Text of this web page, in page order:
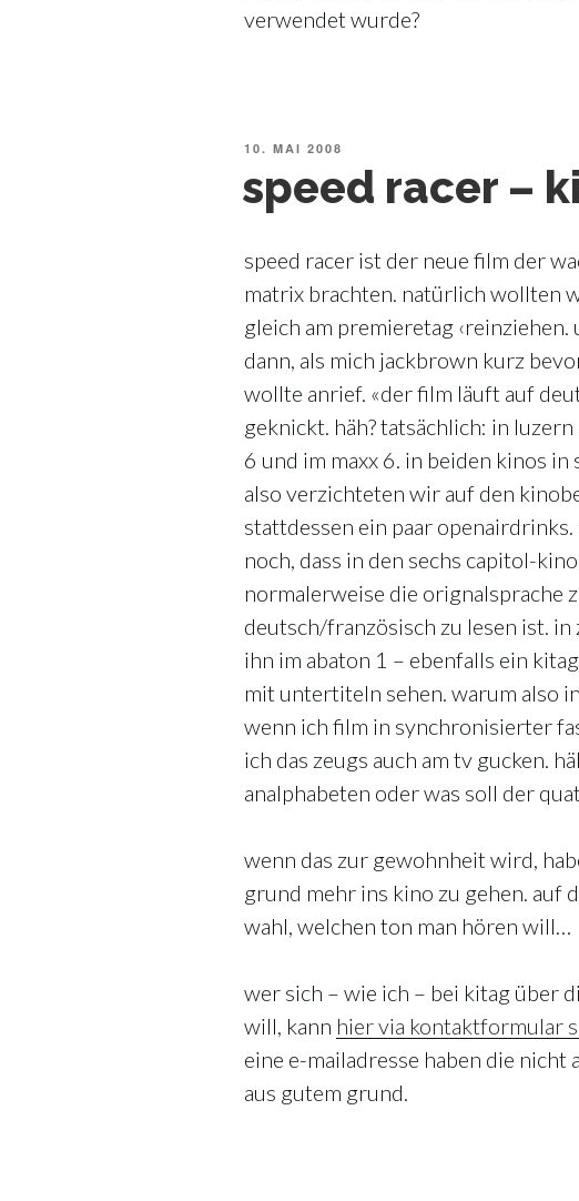
verwendet wurde?
VERÖFFENTLICHT
10. MAI 2008
speed racer –
speed racer ist der neue film der
matrix brachten. natürlich wollten
gleich am premieretag
dann, als mich jackbrown kurz
wollte anrief. «der film läuft auf
geknickt. häh? tatsächlich: in
6 und im maxx 6. in beiden kinos
also verzichteten wir auf den
stattdessen ein paar
noch, dass in den sechs capitol-
normalerweise die orignalsprache
deutsch/französisch zu lesen ist. in
ihn im abaton 1 – ebenfalls ein
mit untertiteln sehen. warum also
wenn ich film in synchronisierter
ich das zeugs auch am tv gucken.
analphabeten oder was soll der
wenn das zur gewohnheit wird,
grund mehr ins kino zu gehen. auf
wahl, welchen ton man hören will…
wer sich – wie ich – bei kitag über
will, kann hier via kontaktformular
eine e-mailadresse haben die nicht
aus gutem grund.